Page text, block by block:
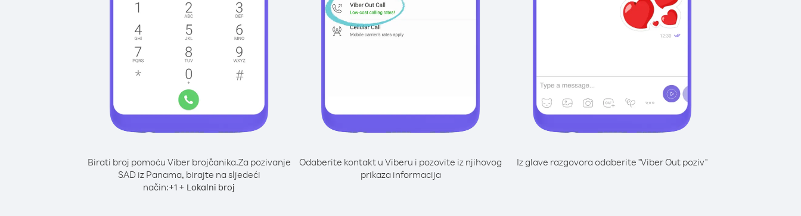
Birati broj pomoću Viber brojčanika.Za pozivanje
SAD iz Panama, birajte na sljedeći
način:+1 + Lokalni broj
Odaberite kontakt u Viberu i pozovite iz njihovog
prikaza informacija
Iz glave razgovora odaberite "Viber Out poziv"